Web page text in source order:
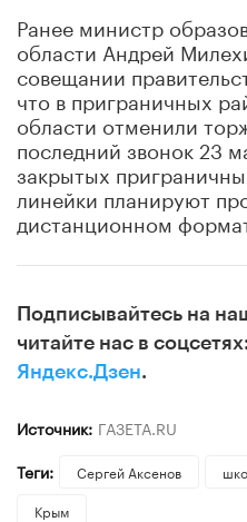
Ранее министр
области Андрей
совещании
что в приграничных
области отменили
последний звонок 23
закрытых
линейки планируют
дистанционном
Подписывайтесь на
читайте нас в соцсетях:
Яндекс.Дзен.
Источник: ГАЗЕТА.RU
Теги:
Сергей Аксенов
Крым